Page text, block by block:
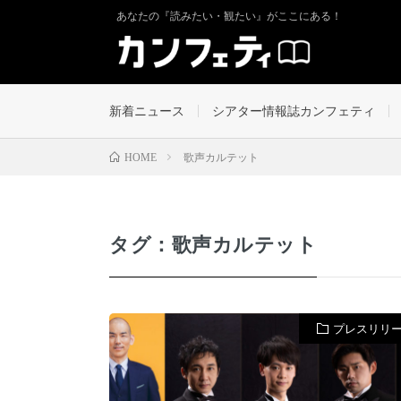
あなたの『読みたい・観たい』がここにある！
新着ニュース シアター情報誌カンフェティ
HOME 歌声カルテット
タグ：歌声カルテット
プレスリリ